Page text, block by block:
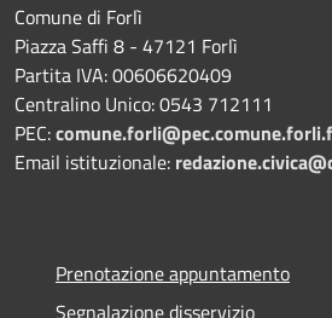
Comune di Forlì
Piazza Saffi 8 - 47121 Forlì
Partita IVA: 00606620409
Centralino Unico: 0543 712111
PEC:
Email istituzionale:
Prenotazione appuntamento
Segnalazione disservizio